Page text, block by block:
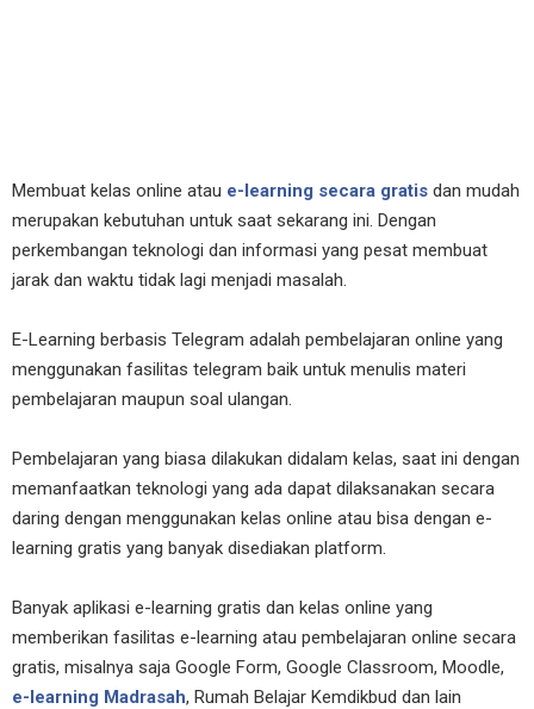
Membuat kelas online atau e-learning secara gratis dan mudah
merupakan kebutuhan untuk saat sekarang ini. Dengan
perkembangan teknologi dan informasi yang pesat membuat
jarak dan waktu tidak lagi menjadi masalah.
E-Learning berbasis Telegram adalah pembelajaran online yang
menggunakan fasilitas telegram baik untuk menulis materi
pembelajaran maupun soal ulangan.
Pembelajaran yang biasa dilakukan didalam kelas, saat ini dengan
memanfaatkan teknologi yang ada dapat dilaksanakan secara
daring dengan menggunakan kelas online atau bisa dengan e-
learning gratis yang banyak disediakan platform.
Banyak aplikasi e-learning gratis dan kelas online yang
memberikan fasilitas e-learning atau pembelajaran online secara
gratis, misalnya saja Google Form, Google Classroom, Moodle,
e-learning Madrasah, Rumah Belajar Kemdikbud dan lain